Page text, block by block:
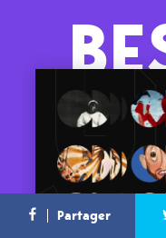
L’équipe
Nous
Partager